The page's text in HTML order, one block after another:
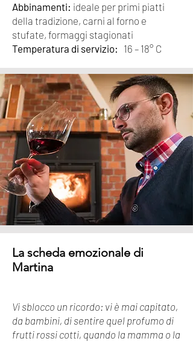
Abbinamenti: ideale per primi piatti
della tradizione, carni al forno e
stufate, formaggi stagionati
Temperatura di servizio: 16 – 18° C
La scheda emozionale di
Martina
Vi sblocco un ricordo: vi è mai capitato,
da bambini, di sentire quel profumo di
frutti rossi cotti, quando la mamma o la